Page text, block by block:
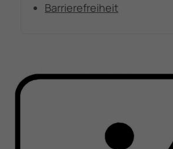
Barrierefreiheit